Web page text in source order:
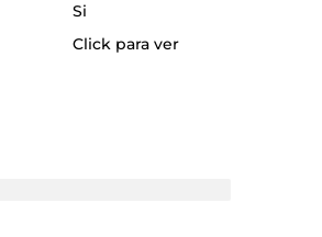
Si
Click para ver